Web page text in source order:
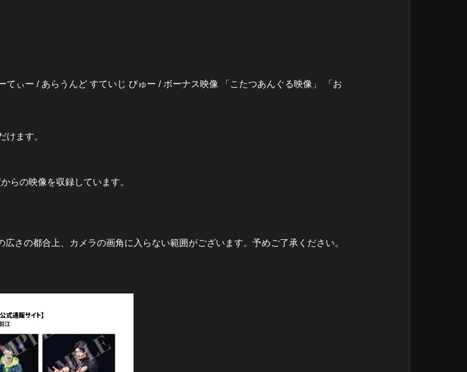
ぃー / あらうんど すていじ びゅー / ボーナス映像 「こたつあんぐる映像」 「お
ます。
らの映像を収録しています。
さの都合上、カメラの画角に入らない範囲がございます。予めご了承ください。